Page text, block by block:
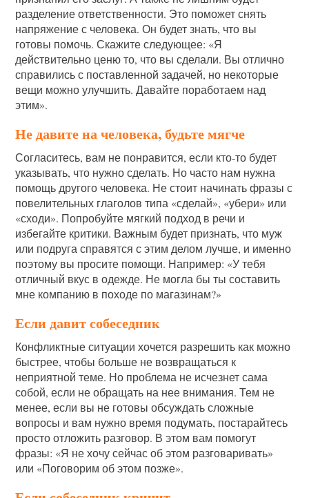
разделение ответственности. Это поможет снять
напряжение с человека. Он будет знать, что вы
готовы помочь. Скажите следующее: «Я
действительно ценю то, что вы сделали. Вы отлично
справились с поставленной задачей, но некоторые
вещи можно улучшить. Давайте поработаем над
этим».
Не давите на человека, будьте мягче
Согласитесь, вам не понравится, если кто-то будет
указывать, что нужно сделать. Но часто нам нужна
помощь другого человека. Не стоит начинать фразы с
повелительных глаголов типа «сделай», «убери» или
«сходи». Попробуйте мягкий подход в речи и
избегайте критики. Важным будет признать, что муж
или подруга справятся с этим делом лучше, и именно
поэтому вы просите помощи. Например: «У тебя
отличный вкус в одежде. Не могла бы ты составить
мне компанию в походе по магазинам?»
Если давит собеседник
Конфликтные ситуации хочется разрешить как можно
быстрее, чтобы больше не возвращаться к
неприятной теме. Но проблема не исчезнет сама
собой, если не обращать на нее внимания. Тем не
менее, если вы не готовы обсуждать сложные
вопросы и вам нужно время подумать, постарайтесь
просто отложить разговор. В этом вам помогут
фразы: «Я не хочу сейчас об этом разговаривать»
или «Поговорим об этом позже».